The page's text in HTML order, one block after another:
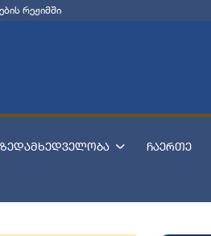
რეჟიმში
ზედამხედველობა ჩაერთე